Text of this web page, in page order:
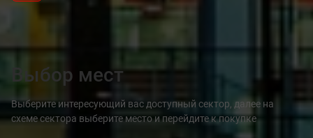
Выбор мест
Выберите интересующий вас доступный сектор, далее на
схеме сектора выберите место и перейдите к покупке